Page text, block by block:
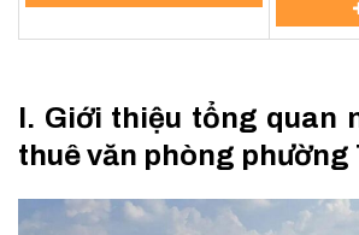
I. Giới thiệu tổng quan
thuê văn phòng phường